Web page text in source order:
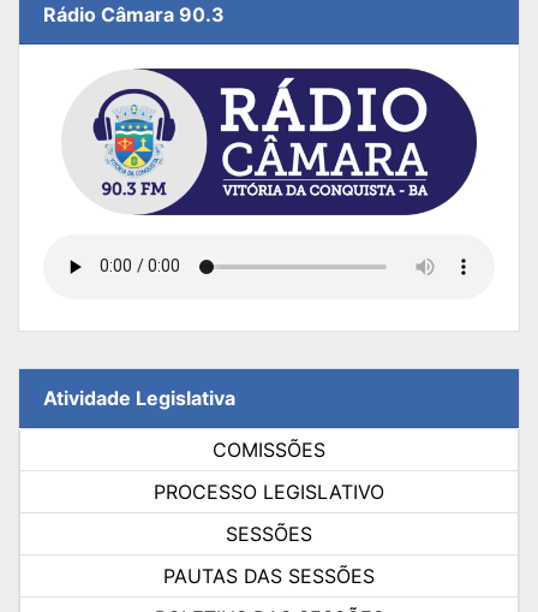
Rádio Câmara 90.3
Atividade Legislativa
COMISSÕES
PROCESSO LEGISLATIVO
SESSÕES
PAUTAS DAS SESSÕES